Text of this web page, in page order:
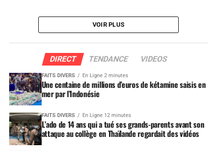
VOIR PLUS
DIRECT TENDANCE VIDEOS
FAITS DIVERS En Ligne 2 minutes
Une centaine de millions d’euros de kétamine saisis en
mer par l’Indonésie
FAITS DIVERS En Ligne 12 minutes
L’ado de 14 ans qui a tué ses grands-parents avant son
attaque au collège en Thaïlande regardait des vidéos